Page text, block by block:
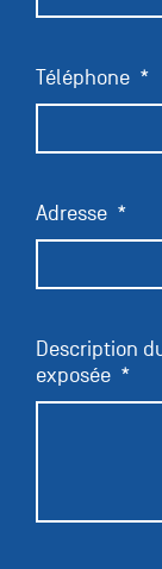
Téléphone
Adresse
Description
exposée